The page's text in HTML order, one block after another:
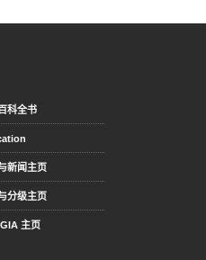
科全书
新闻主页
分级主页
主页